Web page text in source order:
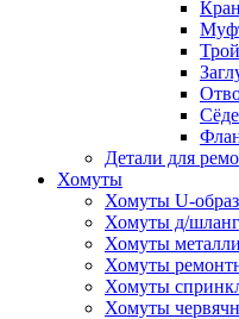
Детали для
Хомуты
Хомуты U-
Хомуты д/
Хомуты
Хомуты
Хомуты
Хомуты